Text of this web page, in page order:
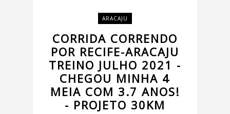
ARACAJU
CORRIDA CORRENDO
POR RECIFE-ARACAJU
TREINO JULHO 2021 -
CHEGOU MINHA 4
MEIA COM 3.7 ANOS!
- PROJETO 30KM